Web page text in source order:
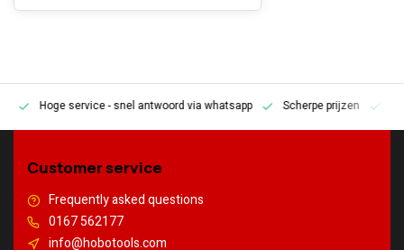
Hoge service- snel antwoord via whatsapp Scherpe prijzen
Customer service
Frequently asked questions
0167 562177
info@hobotools.com